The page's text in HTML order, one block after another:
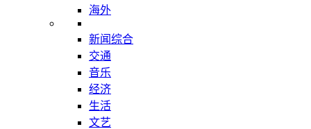
海外
新闻综合
交通
音乐
经济
生活
文艺